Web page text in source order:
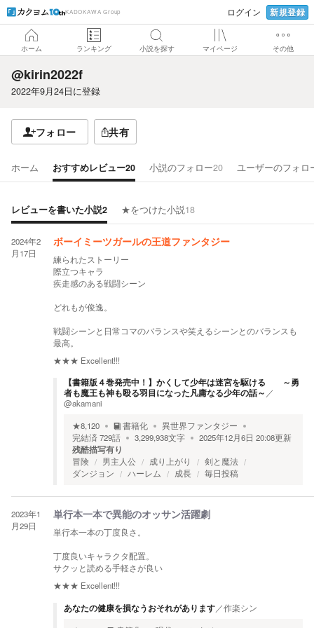
KADOKAWA Group ログイン 新規登録
ホーム ランキング 小説を探す マイページ その他
@kirin2022f
2022年9月24日に登録
フォロー 共有
ホーム おすすめレビュー20 小説のフォロー20 ユーザーのフォロ
レビューを書いた小説2 ★をつけた小説18
2024年2
月17日
ボーイミーツガールの王道ファンタジー
練られたストーリー
際立つキャラ
疾走感のある戦闘シーン
どれもが俊逸。
戦闘シーンと日常コマのバランスや笑えるシーンとのバランスも
最高。
★★★ Excellent!!!
【書籍版４巻発売中！】かくして少年は迷宮を駆ける ～勇
者も魔王も神も殴る羽目になった凡庸なる少年の話～ ／
@akamani
★8,120 書籍化
異世界ファンタジー
完結済729話 3,299,938文字 2025年12月6日 20:08更新
残酷描写有り
冒険 男主人公 成り上がり
剣と魔法
ダンジョン
ハーレム 成長 毎日投稿
2023年1
月29日
単行本一本で異能のオッサン活躍劇
単行本一本の丁度良さ。
丁度良いキャラクタ配置。
サクッと読める手軽さが良い
★★★ Excellent!!!
あなたの健康を損なうおそれがあります／作楽シン